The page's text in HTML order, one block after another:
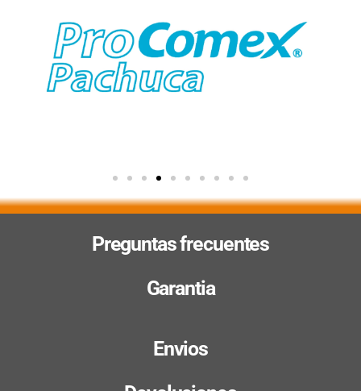
Preguntas frecuentes
Garantia
Envios